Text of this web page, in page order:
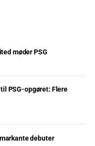
møder PSG
PSG-opgøret: Flere
debuter